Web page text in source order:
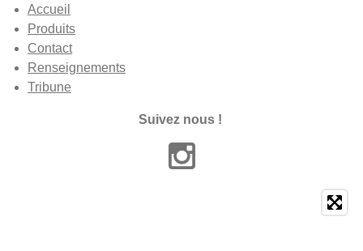
Accueil
Produits
Contact
Renseignements
Tribune
Suivez nous !